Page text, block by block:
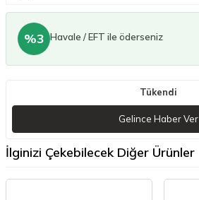
%3 Havale / EFT ile öderseniz
Tükendi
Gelince Haber Ver
İlginizi Çekebilecek Diğer Ürünler